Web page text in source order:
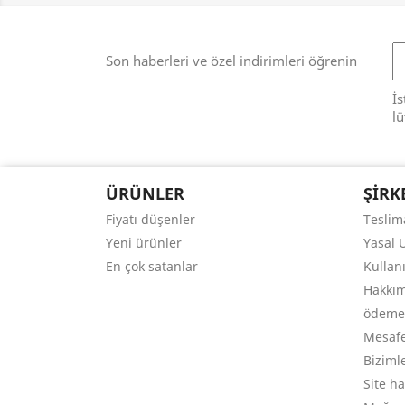
Son haberleri ve özel indirimleri öğrenin
ÜRÜNLER
Fiyatı düşenler
Yeni ürünler
En çok satanlar
Yasal
Site